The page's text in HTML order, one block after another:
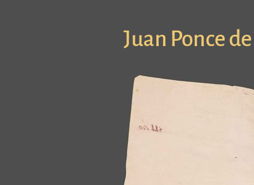
Juan Ponce